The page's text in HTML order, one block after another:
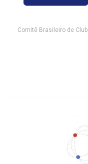
Comitê Brasileiro de